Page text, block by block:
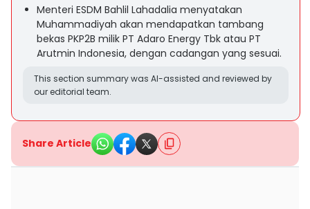
Menteri ESDM Bahlil Lahadalia menyatakan
Muhammadiyah akan mendapatkan tambang
bekas PKP2B milik PT Adaro Energy Tbk atau PT
Arutmin Indonesia, dengan cadangan yang sesuai.
This section summary was AI-assisted and reviewed by
our editorial team.
Share Article